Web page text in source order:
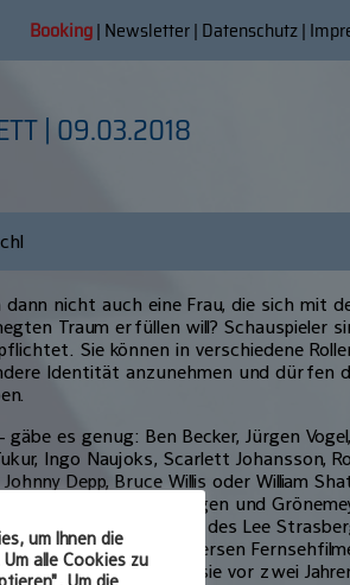
Booking| Newsletter| Datenschutz|
| 09.03.2018
nicht auch eine Frau, die sich mit
Traum erfüllen will? Schauspieler
Sie können in verschiedene
Identität anzunehmen und dürfen
es genug: Ben Becker, Jürgen
Ingo Naujoks, Scarlett Johansson,
Depp, Bruce Willis oder William
bislang nur Westernhagen und
Bayer. Die Absolventin des Lee
Karriere in diversen
Auszeit kehrte sie vor zwei
um Ihnen die
alle Cookies zu
Um die